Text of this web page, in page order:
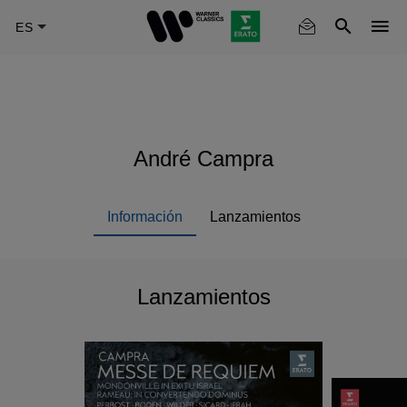
André Campra
Información Lanzamientos
Lanzamientos